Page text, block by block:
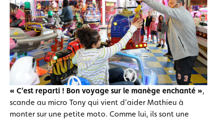
« C’est reparti ! Bon voyage sur le manège enchanté »,
scande au micro Tony qui vient d’aider Mathieu à
monter sur une petite moto. Comme lui, ils sont une